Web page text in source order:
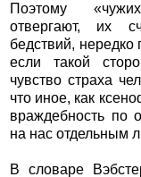
Поэтому
отвергают, их
бедствий,
если такой
чувство страха
что иное, как
враждебность по
на нас отдельным
В словаре